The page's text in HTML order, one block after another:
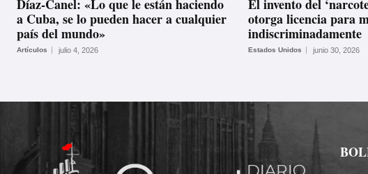
Díaz-Canel: «Lo que le están haciendo
a Cuba, se lo pueden hacer a cualquier
país del mundo»
Artículos julio 4, 2026
El invento del
otorga licencia para
indiscriminadamente
Estados Unidos junio 30, 2026